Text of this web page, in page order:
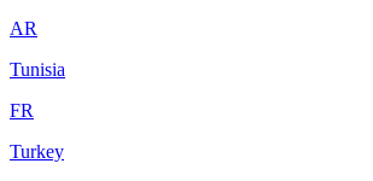
AR
Tunisia
FR
Turkey